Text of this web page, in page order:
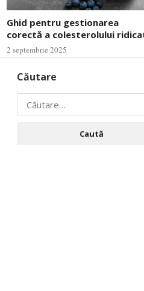
Ghid pentru gestionarea
corectă a colesterolului
2 septembrie 2025
Căutare
Caută
după: